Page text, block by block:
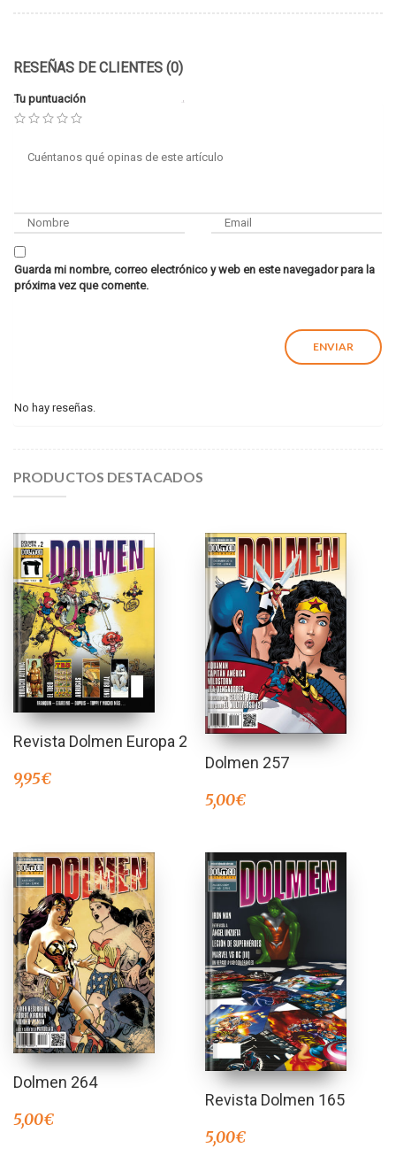
RESEÑAS DE CLIENTES (0)
Tu puntuación
Guarda mi nombre, correo electrónico y web en este navegador para la
próxima vez que comente.
No hay reseñas.
PRODUCTOS DESTACADOS
Revista Dolmen Europa 2
9,95€
Dolmen 257
5,00€
Dolmen 264
5,00€
Revista Dolmen 165
5,00€